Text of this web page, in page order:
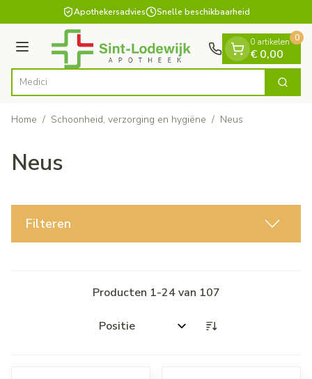
Ga naar de inhoudApothekersadvies Snelle beschikbaarheid
Menu
Product, merk, categorie... Zoek
0 artikelen
€ 0,00
0
Home / Schoonheid, verzorging en hygiëne / Neus
Neus
Filteren
Producten 1-24van 107
Sorteer op: